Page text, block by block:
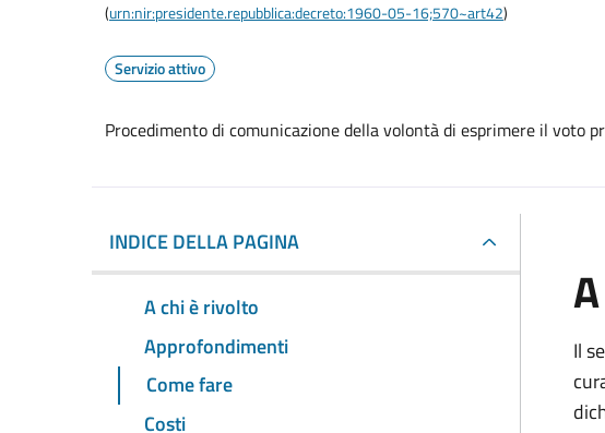
(urn:nir:presidente.repubblica:decreto:1960-05-16;570~art42)
Servizio attivo
Procedimento di comunicazione della volontà di esprimere il voto
INDICE DELLA PAGINA
A chi è rivolto
Approfondimenti
Come fare
Costi
Il